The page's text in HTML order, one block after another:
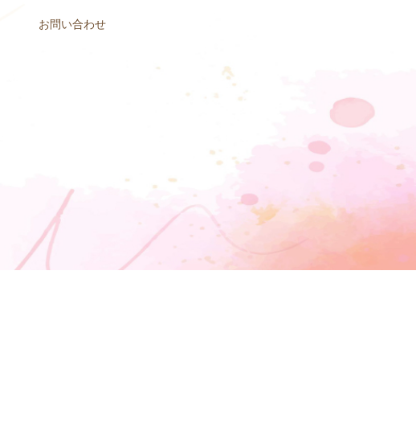
お問い合わせ